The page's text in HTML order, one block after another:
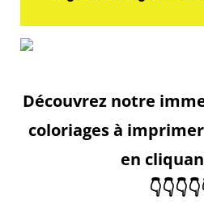
Découvrez notre
coloriages à imprimer
en